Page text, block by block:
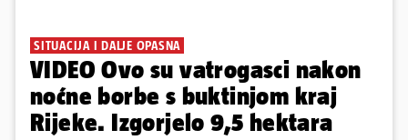
SITUACIJA I DALJE OPASNA
VIDEO Ovo su vatrogasci nakon
noćne borbe s buktinjom kraj
Rijeke. Izgorjelo 9,5 hektara